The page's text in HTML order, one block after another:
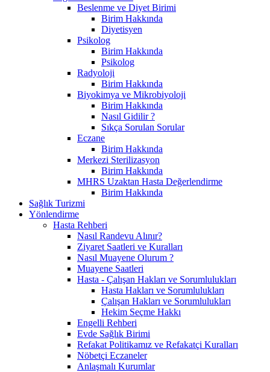
Beslenme ve Diyet Birimi
Birim Hakkında
Diyetisyen
Psikolog
Birim Hakkında
Psikolog
Radyoloji
Birim Hakkında
Biyokimya ve Mikrobiyoloji
Birim Hakkında
Nasıl Gidilir ?
Sıkça Sorulan Sorular
Eczane
Birim Hakkında
Merkezi Sterilizasyon
Birim Hakkında
MHRS Uzaktan Hasta Değerlendirme
Birim Hakkında
Sağlık Turizmi
Yönlendirme
Hasta Rehberi
Nasıl Randevu Alınır?
Ziyaret Saatleri ve Kuralları
Nasıl Muayene Olurum ?
Muayene Saatleri
Hasta - Çalışan Hakları ve Sorumlulukları
Hasta Hakları ve Sorumlulukları
Çalışan Hakları ve Sorumlulukları
Hekim Seçme Hakkı
Engelli Rehberi
Evde Sağlık Birimi
Refakat Politikamız ve Refakatçi Kuralları
Nöbetçi Eczaneler
Anlaşmalı Kurumlar